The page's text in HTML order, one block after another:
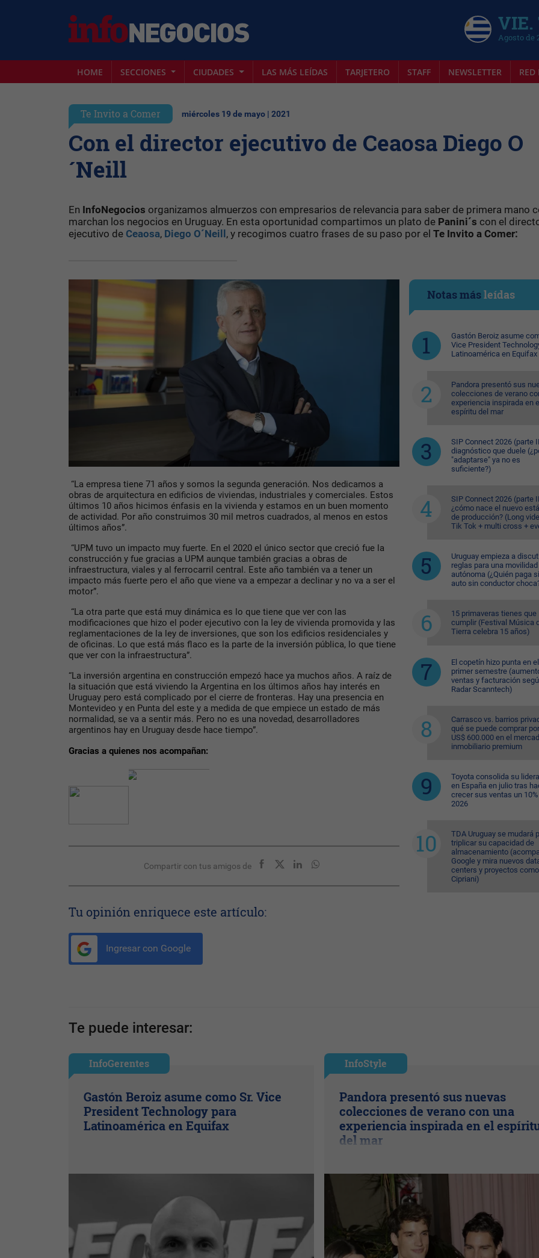
VIE.
Agosto de
HOME SECCIONES CIUDADES LAS MÁS LEÍDAS TARJETERO STAFF NEWSLETTER
Te Invito a Comer miércoles 19 de mayo | 2021
Con el director ejecutivo de Ceaosa Diego O
´Neill
En InfoNegocios organizamos almuerzos con empresarios de relevancia para saber de primera mano
marchan los negocios en Uruguay. En esta oportunidad compartimos un plato de Panini´s con el
ejecutivo de Ceaosa, Diego O´Neill , y recogimos cuatro frases de su paso por el Te Invito a Comer:
“La empresa tiene 71 años y somos la segunda generación. Nos dedicamos a
obras de arquitectura en edificios de viviendas, industriales y comerciales. Estos
últimos 10 años hicimos énfasis en la vivienda y estamos en un buen momento
de actividad. Por año construimos 30 mil metros cuadrados, al menos en estos
últimos años”.
“UPM tuvo un impacto muy fuerte. En el 2020 el único sector que creció fue la
construcción y fue gracias a UPM aunque también gracias a obras de
infraestructura, viales y al ferrocarril central. Este año también va a tener un
impacto más fuerte pero el año que viene va a empezar a declinar y no va a ser el
motor”.
“La otra parte que está muy dinámica es lo que tiene que ver con las
modificaciones que hizo el poder ejecutivo con la ley de vivienda promovida y las
reglamentaciones de la ley de inversiones, que son los edificios residenciales y
de oficinas. Lo que está más flaco es la parte de la inversión pública, lo que tiene
que ver con la infraestructura”.
“La inversión argentina en construcción empezó hace ya muchos años. A raíz de
la situación que está viviendo la Argentina en los últimos años hay interés en
Uruguay pero está complicado por el cierre de fronteras. Hay una presencia en
Montevideo y en Punta del este y a medida de que empiece un estado de más
normalidad, se va a sentir más. Pero no es una novedad, desarrolladores
argentinos hay en Uruguay desde hace tiempo”.
Gracias a quienes nos acompañan:
Compartir con tus amigos de
Tu opinión enriquece este artículo:
Ingresar con Google
Notas másleídas
Gastón Beroiz asume
Vice President
Latinoamérica en Equifax
Pandora presentó sus
colecciones de verano
experiencia inspirada en
espíritu del mar
SIP Connect 2026 (parte
diagnóstico que duele
"adaptarse" ya no es
suficiente?)
SIP Connect 2026 (parte
¿cómo nace el nuevo
de producción? (Long
Tik Tok + multi cross +
Uruguay empieza a
reglas para una movilidad
autónoma (¿Quién paga
auto sin conductor
15 primaveras tienes que
cumplir (Festival Música
Tierra celebra 15 años)
El copetín hizo punta en el
primer semestre
ventas y facturación
Radar Scanntech)
Carrasco vs. barrios
qué se puede comprar
US$ 600.000 en el
inmobiliario premium
Toyota consolida su
en España en julio tras
crecer sus ventas un
2026
TDA Uruguay se mudará
triplicar su capacidad de
almacenamiento
Google y mira nuevos
centers y proyectos como
Cipriani)
Te puede interesar:
InfoGerentes
Gastón Beroiz asume como Sr. Vice
President Technology para
Latinoamérica en Equifax
InfoStyle
Pandora presentó sus nuevas
colecciones de verano con una
experiencia inspirada en el
del mar